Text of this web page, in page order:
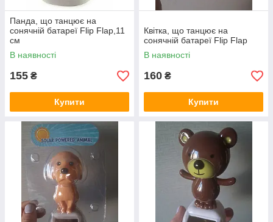
Панда, що танцює на
сонячній батареї Flip Flap,11
см
В наявності
155 ₴
Купити
Квітка, що танцює на
сонячній батареї Flip Flap
В наявності
160 ₴
Купити